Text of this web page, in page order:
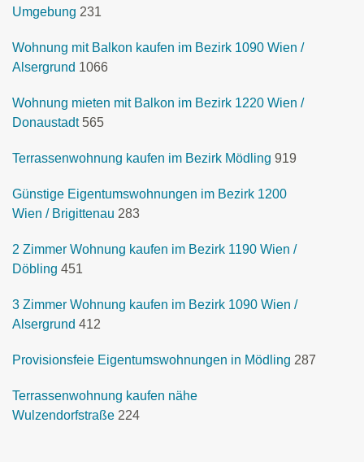
Umgebung 231
Wohnung mit Balkon kaufen im Bezirk 1090 Wien /
Alsergrund 1066
Wohnung mieten mit Balkon im Bezirk 1220 Wien /
Donaustadt 565
Terrassenwohnung kaufen im Bezirk Mödling 919
Günstige Eigentumswohnungen im Bezirk 1200
Wien / Brigittenau 283
2 Zimmer Wohnung kaufen im Bezirk 1190 Wien /
Döbling 451
3 Zimmer Wohnung kaufen im Bezirk 1090 Wien /
Alsergrund 412
Provisionsfeie Eigentumswohnungen in Mödling 287
Terrassenwohnung kaufen nähe
Wulzendorfstraße 224